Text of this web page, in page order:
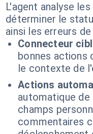
L'agent analyse
déterminer le
ainsi les erreurs
Connecteur
bonnes actions
le contexte de
Actions
automatique de
champs
commentaires